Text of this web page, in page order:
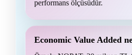
performans ölçüsüdür.
Economic Value Added